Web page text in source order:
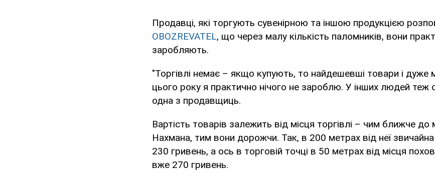
Продавці, які торгують сувенірною та іншою продукцією
OBOZREVATEL, що через малу кількість паломників, вони
заробляють.
"Торгівлі немає – якщо купують, то найдешевші товари і
цього року я практично нічого не зароблю. У інших людей теж
одна з продавщиць.
Вартість товарів залежить від місця торгівлі – чим ближче
Нахмана, тим вони дорожчи. Так, в 200 метрах від неї звичайна
230 гривень, а ось в торговій точці в 50 метрах від місця
вже 270 гривень.